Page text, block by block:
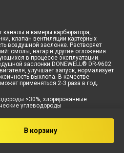
В корзину
и камеры карбюратора,
клапан вентиляции картерных
воздушной заслонке. Растворяет
смолы, нагар и другие отложения
в процессе эксплуатации.
заслонки DONEWELL® DR-9602
улучшает запуск, нормализует
выхлопа. В качестве
применяться 2‑3 раза в год.
>30%, хлорированные
углеводороды